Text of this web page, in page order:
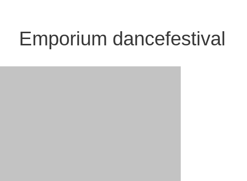
Emporium dancefestival